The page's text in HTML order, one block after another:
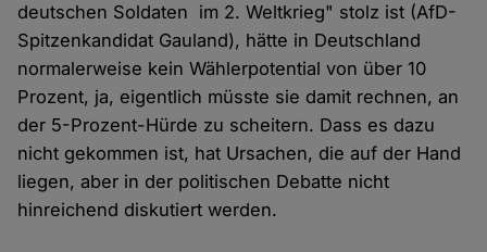
deutschen Soldaten im 2. Weltkrieg" stolz ist (AfD-
Spitzenkandidat Gauland), hätte in Deutschland
normalerweise kein Wählerpotential von über 10
Prozent, ja, eigentlich müsste sie damit rechnen, an
der 5-Prozent-Hürde zu scheitern. Dass es dazu
nicht gekommen ist, hat Ursachen, die auf der Hand
liegen, aber in der politischen Debatte nicht
hinreichend diskutiert werden.